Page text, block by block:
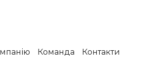
Команда Контакти